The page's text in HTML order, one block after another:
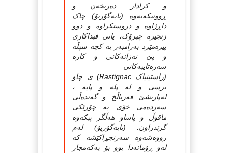
و کرادار ده‌ربخه‌ن و
ڕوونبکه‌نه‌وه‌ (بابه‌گۆریۆ) چاک
داڕژاوه‌ و دروستکراوه‌ و دوو
زنجیره‌ چیرۆک، یانی فیداکاری
پیره‌مێرد به‌رامبه‌ر به‌ كچه‌ سپڵه‌
و پێ نه‌زانه‌کانی و کاره‌
سه‌ره‌تاییه‌کانی
(راستینیاک_Rastignac) ی چاو
برسی و له‌ پله‌ و پایه‌ ،
له‌پاریشێ قه‌رباڵخ و گه‌نده‌ڵی
سه‌رده‌می خۆی به‌ چۆرێکی
ماقوڵ و پاساو هه‌ڵگر پیکه‌وه‌
گرێدراون. (بابه‌گۆریۆ) له‌م
رووه‌شه‌وه‌ سه‌رنجڕاکێشه‌ که‌
له‌و ڕۆمانه‌دا بوو بۆ یه‌که‌مجار